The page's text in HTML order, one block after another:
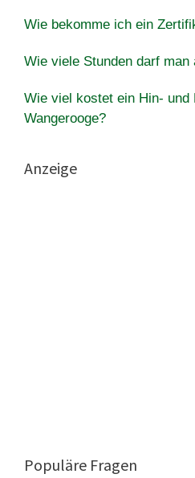
Wie bekomme ich ein
Wie viele Stunden darf man
Wie viel kostet ein Hin- und
Wangerooge?
Anzeige
Populäre Fragen